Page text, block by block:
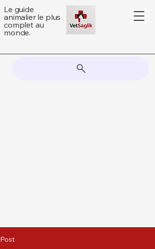
Le guide
animalier le plus
complet au
monde.
Post